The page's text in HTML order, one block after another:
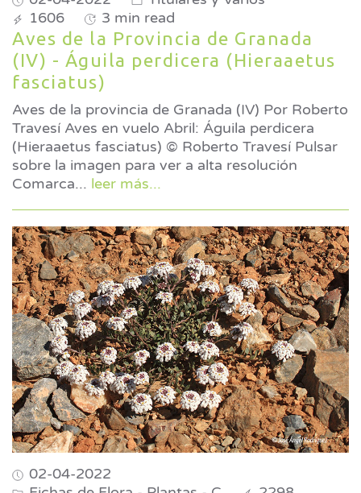
1606
3 min read
Aves de la Provincia de Granada
(IV) - Águila perdicera (Hieraaetus
fasciatus)
Aves de la provincia de Granada (IV) Por Roberto
Travesí Aves en vuelo Abril: Águila perdicera
(Hieraaetus fasciatus) © Roberto Travesí Pulsar
sobre la imagen para ver a alta resolución
Comarca... leer más...
02-04-2022